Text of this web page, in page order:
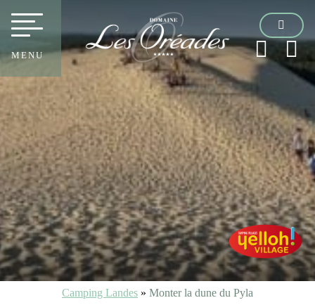
MENU
Camping Landes » Monter la dune du Pyla